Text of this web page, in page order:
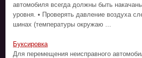
автомобиля всегда должны быть
уровня. • Проверять давление воздуха
шинах (температуры окружаю ...
Буксировка
Для перемещения неисправного